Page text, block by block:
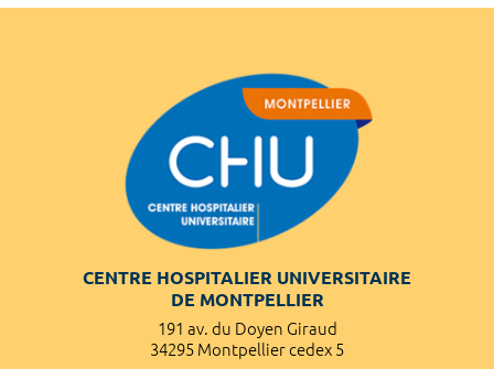
CENTRE HOSPITALIER UNIVERSITAIRE
DE MONTPELLIER
191 av. du Doyen Giraud
34295 Montpellier cedex 5